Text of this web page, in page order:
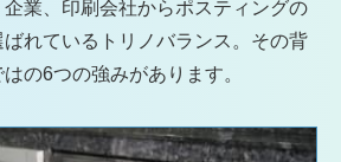
業、印刷会社からポスティングの
れているトリノバランス。 その背
の6つの強みがあります。